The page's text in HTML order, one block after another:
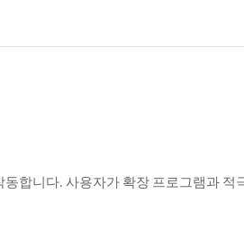
합니다. 사용자가 확장 프로그램과 적